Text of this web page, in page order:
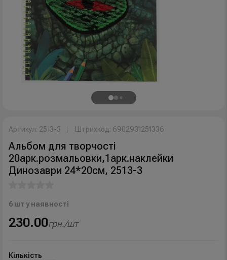
Артикул: 2513-3 Штрихкод: 6902931251336
Альбом для творчості
20арк.розмальовки,1арк.наклейки
Динозаври 24*20см, 2513-3
6 шт у наявності
230.00грн./шт
Кількість